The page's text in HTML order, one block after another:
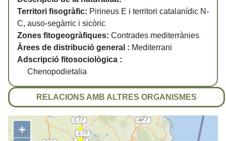
Territori fisogràfic: Pirineus E i territori catalanídic N-
C, auso-segàrric i sicòric
Zones fitogeogràfiques: Contrades mediterrànies
Àrees de distribució general : Mediterrani
Adscripció fitosociològica :
Chenopodietalia
RELACIONS AMB ALTRES ORGANISMES
+